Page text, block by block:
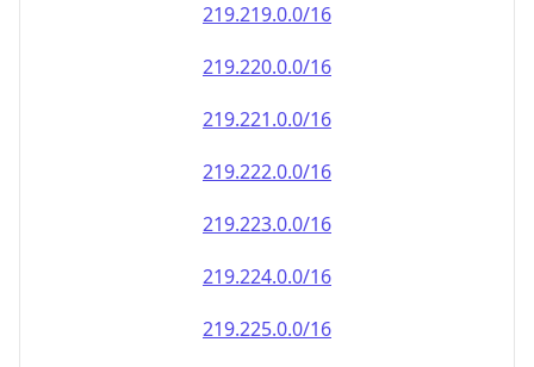
219.219.0.0/16
219.220.0.0/16
219.221.0.0/16
219.222.0.0/16
219.223.0.0/16
219.224.0.0/16
219.225.0.0/16